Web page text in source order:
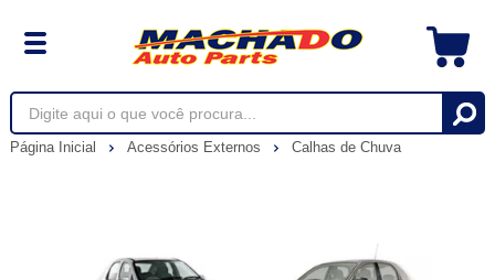
Página Inicial Acessórios Externos Calhas de Chuva